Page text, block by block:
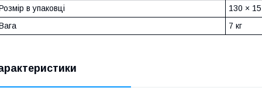
в упаковці
130 ×
7 кг